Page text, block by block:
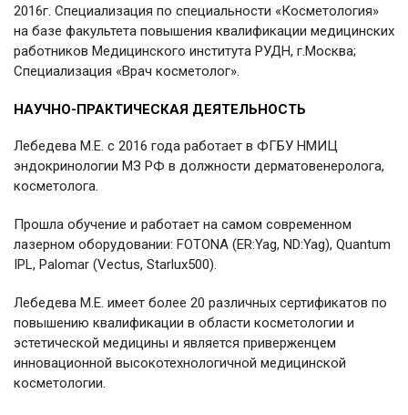
2016г. Специализация по специальности «Косметология»
на базе факультета повышения квалификации медицинских
работников Медицинского института РУДН, г.Москва;
Специализация «Врач косметолог».
НАУЧНО-ПРАКТИЧЕСКАЯ ДЕЯТЕЛЬНОСТЬ
Лебедева М.Е. с 2016 года работает в ФГБУ НМИЦ
эндокринологии МЗ РФ в должности дерматовенеролога,
косметолога.
Прошла обучение и работает на самом современном
лазерном оборудовании: FOTONA (ER:Yag, ND:Yag), Quantum
IPL, Palomar (Vectus, Starlux500).
Лебедева М.Е. имеет более 20 различных сертификатов по
повышению квалификации в области косметологии и
эстетической медицины и является приверженцем
инновационной высокотехнологичной медицинской
косметологии.